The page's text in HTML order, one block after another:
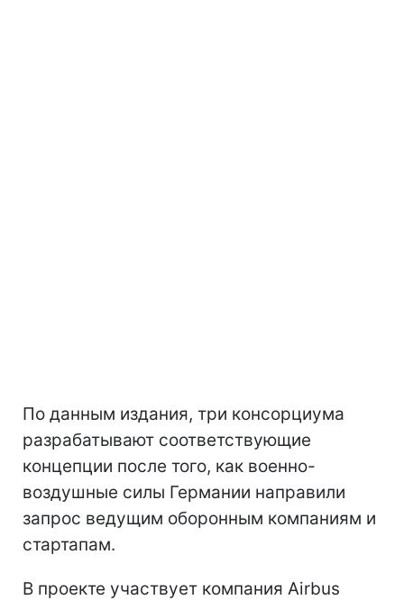
По данным издания, три консорциума
разрабатывают соответствующие
концепции после того, как военно-
воздушные силы Германии направили
запрос ведущим оборонным компаниям и
стартапам.
В проекте участвует компания Airbus